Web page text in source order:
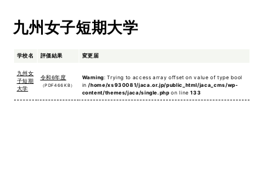
九州女子短期大学
学校名 評価結果 変更届
九州女
子短期
大学
令和6年度
（PDF466KB）
Warning: Trying to access array offset on value of type bool
in/home/xs930081/jaca.or.jp/public_html/jaca_cms/wp-
content/themes/jaca/single.php on line133